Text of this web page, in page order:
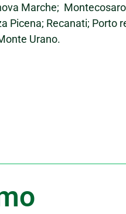
Marche;
Picena; Recanati; Porto
Urano.